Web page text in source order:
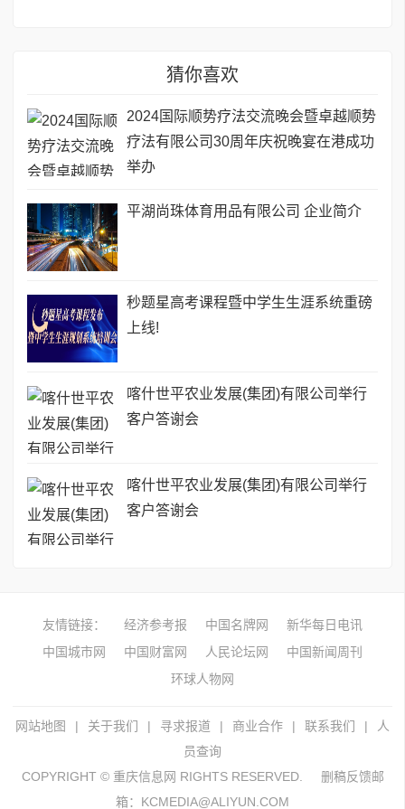
猜你喜欢
2024国际顺势疗法交流晚会暨卓越顺势
疗法有限公司30周年庆祝晚宴在港成功
举办
平湖尚珠体育用品有限公司 企业简介
秒题星高考课程暨中学生生涯系统重磅
上线!
喀什世平农业发展(集团)有限公司举行
客户答谢会
喀什世平农业发展(集团)有限公司举行
客户答谢会
友情链接： 经济参考报 中国名牌网
新华每日电讯
中国城市网
中国财富网 人民论坛网
中国新闻周刊
环球人物网
网站地图 | 关于我们 | 寻求报道 | 商业合作 | 联系我们 |
人
员查询
COPYRIGHT © 重庆信息网 RIGHTS RESERVED.
删稿反馈邮
箱：KCMEDIA@ALIYUN.COM